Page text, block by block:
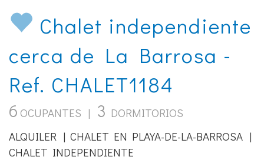
Chalet independiente
cerca de La Barrosa -
Ref. CHALET1184
6 OCUPANTES | 3 DORMITORIOS
ALQUILER | CHALET EN PLAYA-DE-LA-BARROSA |
CHALET INDEPENDIENTE